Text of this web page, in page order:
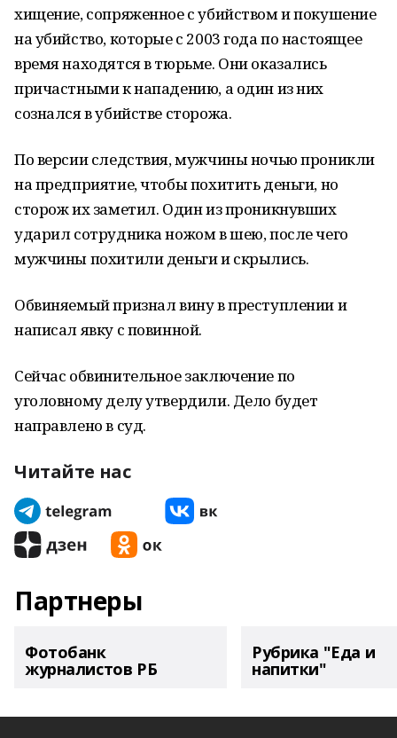
хищение, сопряженное с убийством и покушение
на убийство, которые с 2003 года по настоящее
время находятся в тюрьме. Они оказались
причастными к нападению, а один из них
сознался в убийстве сторожа.
По версии следствия, мужчины ночью проникли
на предприятие, чтобы похитить деньги, но
сторож их заметил. Один из проникнувших
ударил сотрудника ножом в шею, после чего
мужчины похитили деньги и скрылись.
Обвиняемый признал вину в преступлении и
написал явку с повинной.
Сейчас обвинительное заключение по
уголовному делу утвердили. Дело будет
направлено в суд.
Читайте нас
Партнеры
Фотобанк
журналистов РБ
Рубрика "Еда и
напитки"